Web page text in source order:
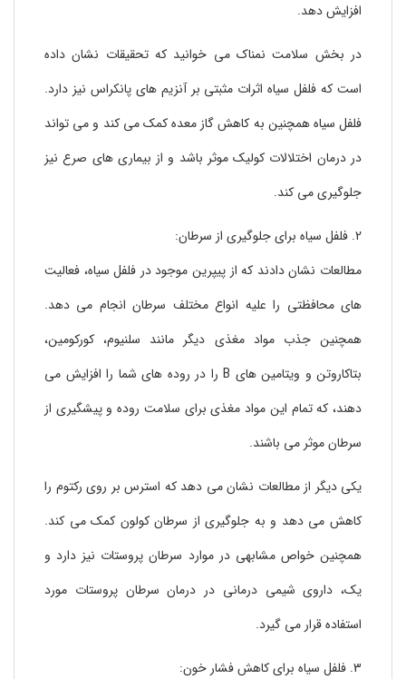
17. فلفل سیاه برای درمان بیماری سل
18. فلفل سیاه برای مبارزه با چین و چروک
19. فلفل سیاه برای سم زدایی پوست:
20. فلفل سیاه برای کمک به درمان شوره سر:
21. فلفل سیاه برای بازسازی و ترمیم مو:
عوارض جانبی جدی فلفل سیاه:
پی 450 مصرف می کنند، بهتر است از مصرف فلفل سیاه اجتناب
بینجامد که علائم آن خارش، ورم، و قرمزی پوست هستند.
افزایش دهد.
در بخش سلامت نمناک می خوانید که تحقیقات نشان داده
است که فلفل سیاه اثرات مثبتی بر آنزیم های پانکراس نیز دارد.
فلفل سیاه همچنین به کاهش گاز معده کمک می کند و می تواند
در درمان اختلالات کولیک موثر باشد و از بیماری های صرع نیز
جلوگیری می کند.
2. فلفل سیاه برای جلوگیری از سرطان:
مطالعات نشان دادند که از پیپرین موجود در فلفل سیاه، فعالیت
های محافظتی را علیه انواع مختلف سرطان انجام می دهد.
همچنین جذب مواد مغذی دیگر مانند سلنیوم، کورکومین،
بتاکاروتن و ویتامین های B را در روده های شما را افزایش می
دهند، که تمام این مواد مغذی برای سلامت روده و پیشگیری از
سرطان موثر می باشند.
یکی دیگر از مطالعات نشان می دهد که استرس بر روی رکتوم را
کاهش می دهد و به جلوگیری از سرطان کولون کمک می کند.
همچنین خواص مشابهی در موارد سرطان پروستات نیز دارد و
یک، داروی شیمی درمانی در درمان سرطان پروستات مورد
استفاده قرار می گیرد.
3. فلفل سیاه برای کاهش فشار خون: